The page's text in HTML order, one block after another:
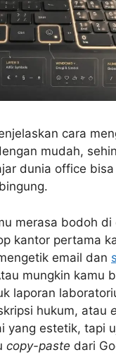
cara
mudah,
dunia office bisa
merasa bodoh
kantor pertama
email dan
mungkin kamu
laporan
hukum, atau
yang estetik, tapi
copy-paste dari